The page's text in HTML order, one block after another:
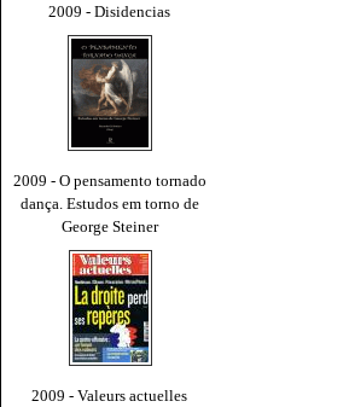
2009 - Disidencias
2009 - O pensamento tornado
dança. Estudos em torno de
George Steiner
2009 - Valeurs actuelles